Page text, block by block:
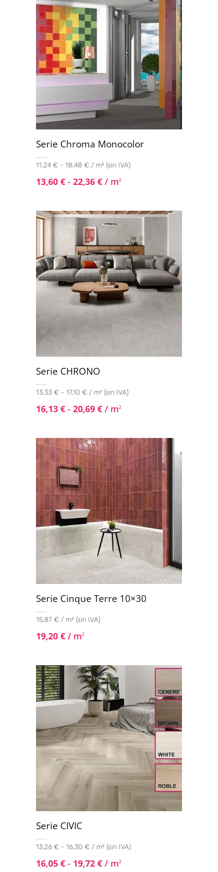
Serie Chroma Monocolor
11,24 € - 18,48 € / m² (sin IVA)
13,60 € - 22,36 € / m2
Serie CHRONO
13,33 € - 17,10 € / m² (sin IVA)
16,13 € - 20,69 € / m2
Serie Cinque Terre 10×30
15,87 € / m² (sin IVA)
19,20 € / m2
Serie CIVIC
13,26 € - 16,30 € / m² (sin IVA)
16,05 € - 19,72 € / m2